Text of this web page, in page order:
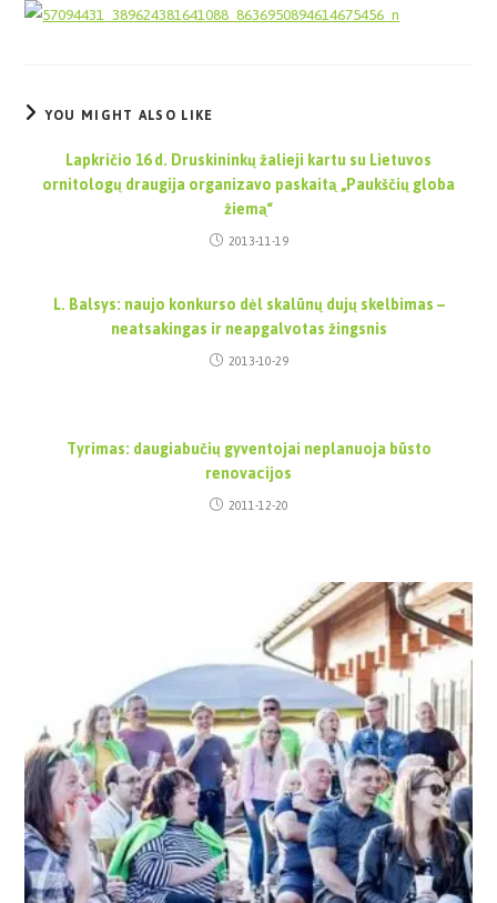
YOU MIGHT ALSO LIKE
Lapkričio 16 d. Druskininkų žalieji kartu su Lietuvos
ornitologų draugija organizavo paskaitą „Paukščių globa
žiemą“
2013-11-19
L. Balsys: naujo konkurso dėl skalūnų dujų skelbimas –
neatsakingas ir neapgalvotas žingsnis
2013-10-29
Tyrimas: daugiabučių gyventojai neplanuoja būsto
renovacijos
2011-12-20